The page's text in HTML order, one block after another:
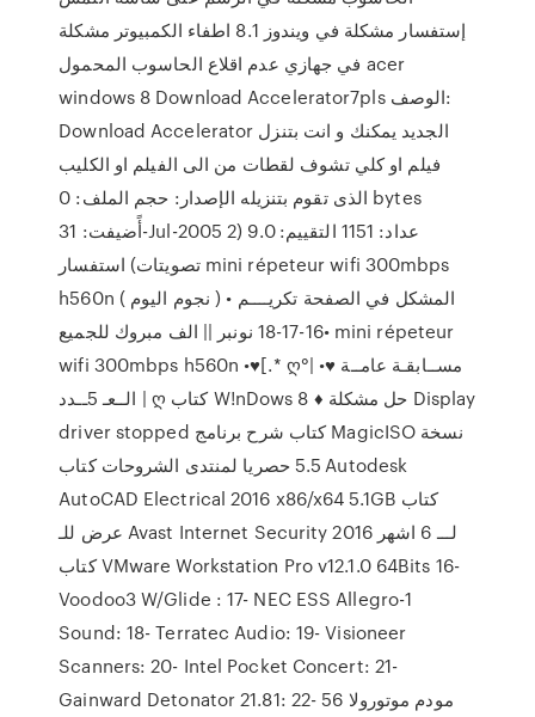
إستفسار مشكلة في ويندوز 8.1 اطفاء الكمبيوتر مشكلة
في جهازي عدم اقلاع الحاسوب المحمول acer
windows 8 Download Accelerator7pls الوصف:
Download Accelerator الجديد يمكنك و انت بتنزل
فيلم او كلي تشوف لقطات من الى الفيلم او الكليب
الذى تقوم بتنزيله الإصدار: حجم الملف: 0 bytes
أًضيفت: 31-Jul-2005 عداد: 1151 التقييم: 9.0 (2
تصويتات) استفسار mini répeteur wifi 300mbps
h560n المشكل في الصفحة تكريــــم • ( نجوم اليوم )
•16-17-18 نونبر || الف مبروك للجميع mini répeteur
wifi 300mbps h560n •♥[.* ღمســابقـة عامــة ♥• |°
الــعـ 5ــدد | ღ كتاب W!nDows 8 ♦ حل مشكلة Display
driver stopped كتاب شرح برنامج MagicISO نسخة
5.5 حصريا لمنتدى الشروحات كتاب Autodesk
AutoCAD Electrical 2016 x86/x64 5.1GB كتاب
عرض للـ Avast Internet Security 2016 لـــ 6 اشهر
كتاب VMware Workstation Pro v12.1.0 64Bits 16-
Voodoo3 W/Glide : 17- NEC ESS Allegro-1
Sound: 18- Terratec Audio: 19- Visioneer
Scanners: 20- Intel Pocket Concert: 21-
Gainward Detonator 21.81: 22- مودم موتورولا 56